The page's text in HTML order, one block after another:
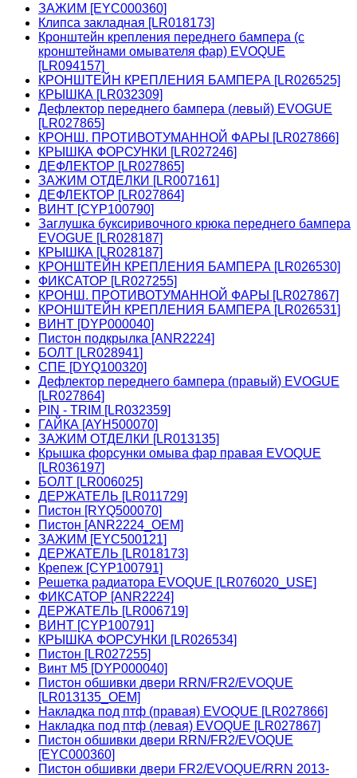
ЗАЖИМ [EYC000360]
Клипса закладная [LR018173]
Кронштейн крепления переднего бампера (с
кронштейнами омывателя фар) EVOQUE
[LR094157]
КРОНШТЕЙН КРЕПЛЕНИЯ БАМПЕРА [LR026525]
КРЫШКА [LR032309]
Дефлектор переднего бампера (левый) EVOGUE
[LR027865]
КРОНШ. ПРОТИВОТУМАННОЙ ФАРЫ [LR027866]
КРЫШКА ФОРСУНКИ [LR027246]
ДЕФЛЕКТОР [LR027865]
ЗАЖИМ ОТДЕЛКИ [LR007161]
ДЕФЛЕКТОР [LR027864]
ВИНТ [CYP100790]
Заглушка буксиривочного крюка переднего бампера
EVOGUE [LR028187]
КРЫШКА [LR028187]
КРОНШТЕЙН КРЕПЛЕНИЯ БАМПЕРА [LR026530]
ФИКСАТОР [LR027255]
КРОНШ. ПРОТИВОТУМАННОЙ ФАРЫ [LR027867]
КРОНШТЕЙН КРЕПЛЕНИЯ БАМПЕРА [LR026531]
ВИНТ [DYP000040]
Пистон подкрылка [ANR2224]
БОЛТ [LR028941]
СПЕ [DYQ100320]
Дефлектор переднего бампера (правый) EVOGUE
[LR027864]
PIN - TRIM [LR032359]
ГАЙКА [AYH500070]
ЗАЖИМ ОТДЕЛКИ [LR013135]
Крышка форсунки омыва фар правая EVOQUE
[LR036197]
БОЛТ [LR006025]
ДЕРЖАТЕЛЬ [LR011729]
Пистон [RYQ500070]
Пистон [ANR2224_OEM]
ЗАЖИМ [EYC500121]
ДЕРЖАТЕЛЬ [LR018173]
Крепеж [CYP100791]
Решетка радиатора EVOQUE [LR076020_USE]
ФИКСАТОР [ANR2224]
ДЕРЖАТЕЛЬ [LR006719]
ВИНТ [CYP100791]
КРЫШКА ФОРСУНКИ [LR026534]
Пистон [LR027255]
Винт М5 [DYP000040]
Пистон обшивки двери RRN/FR2/EVOQUE
[LR013135_OEM]
Накладка под птф (правая) EVOQUE [LR027866]
Накладка под птф (левая) EVOQUE [LR027867]
Пистон обшивки двери RRN/FR2/EVOQUE
[EYC000360]
Пистон обшивки двери FR2/EVOQUE/RRN 2013-